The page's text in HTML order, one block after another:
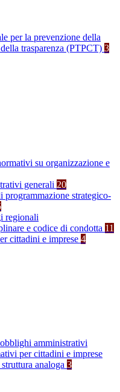
per la prevenzione della
trasparenza (PTPCT) 3
su organizzazione e
generali 20
programmazione strategico-
regionali
e codice di condotta 11
cittadini e imprese 4
amministrativi
per cittadini e imprese
analoga 3